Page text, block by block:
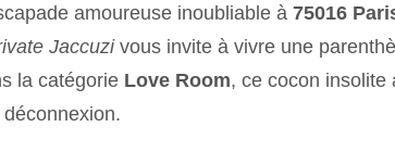
amoureuse inoubliable à 75016
Jaccuzivous invite à vivre une
la catégorie Love Room, ce cocon insolite